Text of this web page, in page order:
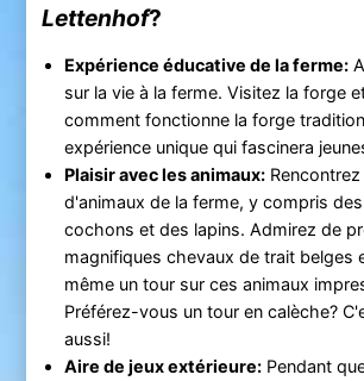
Lettenhof?
Expérience éducative de la ferme:
sur la vie à la ferme. Visitez la forge
comment fonctionne la forge
expérience unique qui fascinera
Plaisir avec les animaux:Rencontrez
d'animaux de la ferme, y compris
cochons et des lapins. Admirez de
magnifiques chevaux de trait belges
même un tour sur ces animaux
Préférez-vous un tour en calèche?
aussi!
Aire de jeux extérieure:Pendant